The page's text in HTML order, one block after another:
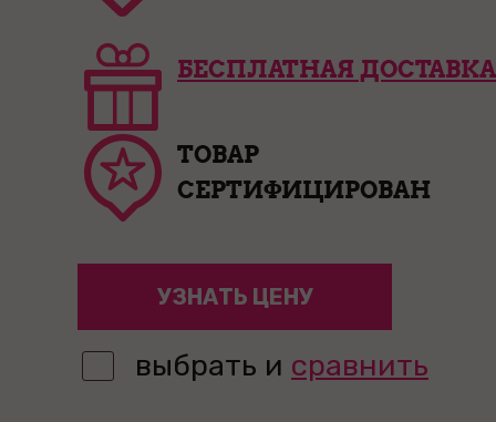
БЕСПЛАТНАЯ ДОСТАВКА
ТОВАР
СЕРТИФИЦИРОВАН
УЗНАТЬ ЦЕНУ
выбрать и сравнить